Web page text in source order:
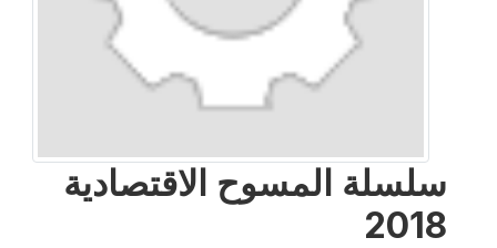
سلسلة المسوح الاقتصادية
2018